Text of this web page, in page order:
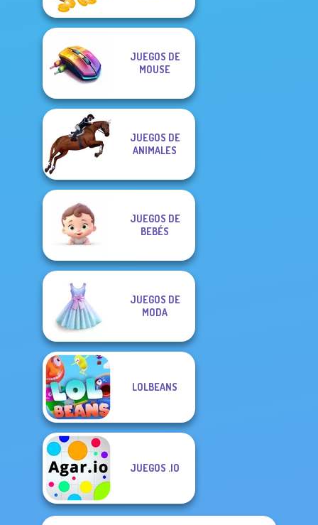
JUEGOS DE
MOUSE
JUEGOS DE
ANIMALES
JUEGOS DE
BEBÉS
JUEGOS DE
MODA
LOLBEANS
JUEGOS .IO